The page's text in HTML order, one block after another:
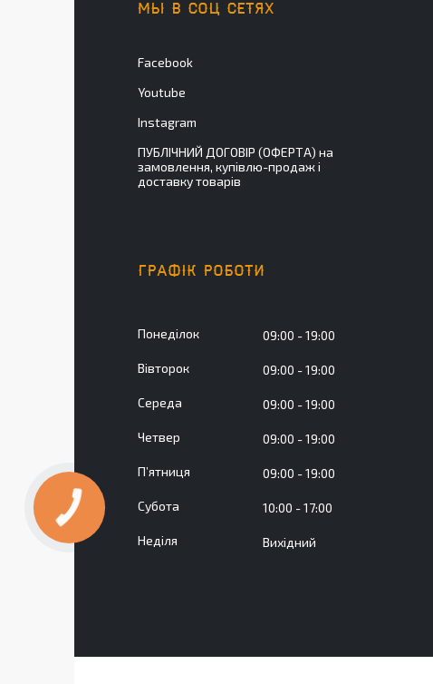
МЫ В СОЦ СЕТЯХ
Facebook
Youtube
Instagram
ПУБЛІЧНИЙ ДОГОВІР (ОФЕРТА) на
замовлення, купівлю-продаж і
доставку товарів
ГРАФІК РОБОТИ
Понеділок 09:00 19:00
Вівторок 09:00 19:00
Середа 09:00 19:00
Четвер 09:00 19:00
Пʼятниця 09:00 19:00
Субота 10:00 17:00
Неділя Вихідний